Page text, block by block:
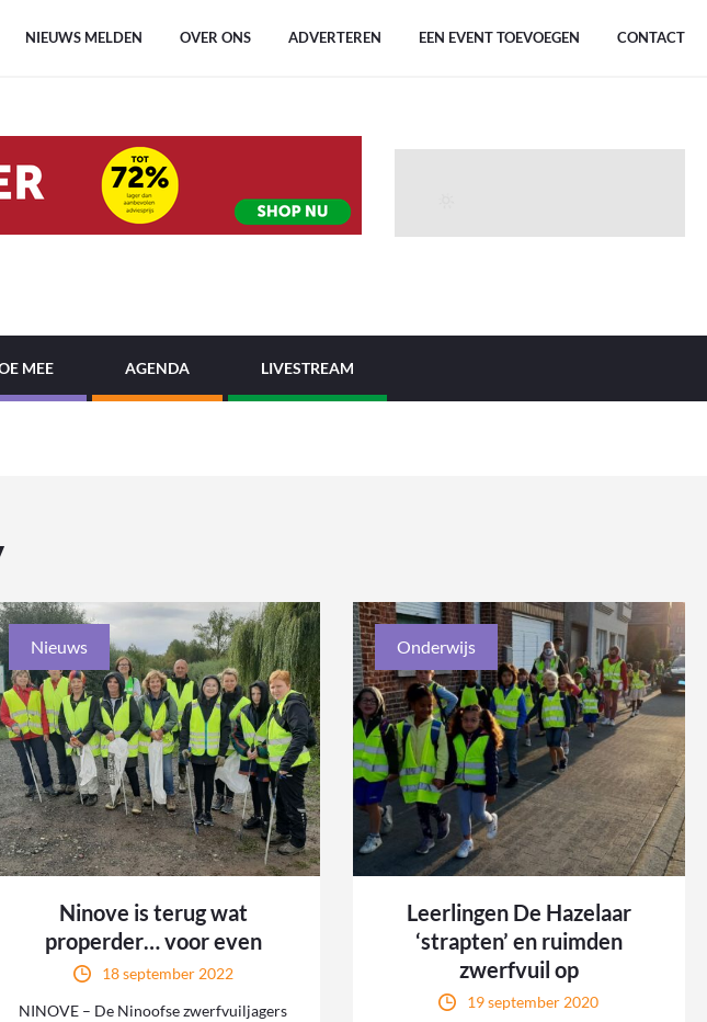
NIEUWS MELDEN OVER ONS ADVERTEREN EEN EVENT TOEVOEGEN CONTACT
MEE AGENDA LIVESTREAM
Nieuws
Ninove is terug wat
properder… voor even
18 september 2022
NINOVE – De Ninoofse zwerfvuiljagers
Onderwijs
Leerlingen De Hazelaar
‘strapten’ en ruimden
zwerfvuil op
19 september 2020